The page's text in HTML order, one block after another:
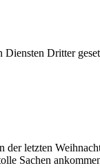
Dritter
der letzten
Sachen